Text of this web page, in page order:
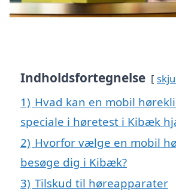
Indholdsfortegnelse
1) Hvad kan en mobil
speciale i høretest i Kibæk
2) Hvorfor vælge en mobil
besøge dig i Kibæk?
3) Tilskud til høreapparater